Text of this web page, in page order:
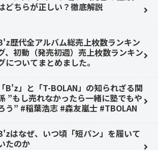
どちらが正しい？徹底解説
歴代全アルバム総売上枚数ランキン
、初動（発売初週）売上枚数ランキン
についてまとめました。
「B'z」と「T-BOLAN」の知られざる関
”もし売れなかったら一緒に塾でもや
う” #稲葉浩志 #森友嵐士 #TBOLAN
はなぜ、いつ頃「短パン」を履いて
たのか